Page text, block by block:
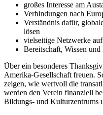
großes Interesse am
Verbindungen nach
Verständnis dafür,
lösen
vielseitige Netzwerke
Bereitschaft, Wissen
Über ein besonderes
Amerika-Gesellschaft freuen.
zeigen, wie wertvoll die
werden den Verein finanziell
Bildungs- und Kulturzentrums